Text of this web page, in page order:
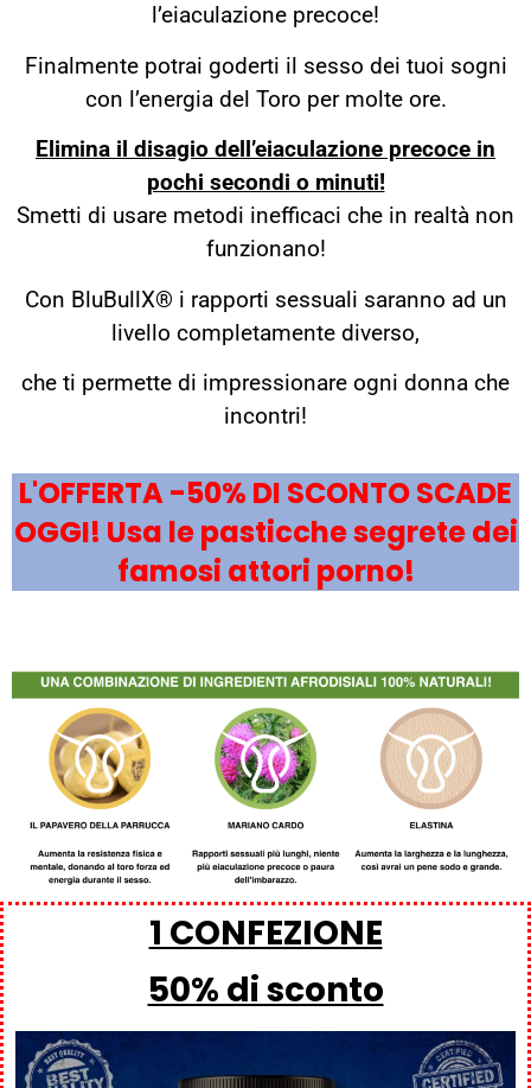
l’eiaculazione precoce!
Finalmente potrai goderti il ​​sesso dei tuoi sogni
con l’energia del Toro per molte ore.
Elimina il disagio dell’eiaculazione precoce in
pochi secondi o minuti!
Smetti di usare metodi inefficaci che in realtà non
funzionano!
Con BluBullX® i rapporti sessuali saranno ad un
livello completamente diverso,
che ti permette di impressionare ogni donna che
incontri!
L'OFFERTA -50% DI SCONTO SCADE
OGGI! Usa le pasticche segrete dei
famosi attori porno!
1 CONFEZIONE
50% di sconto